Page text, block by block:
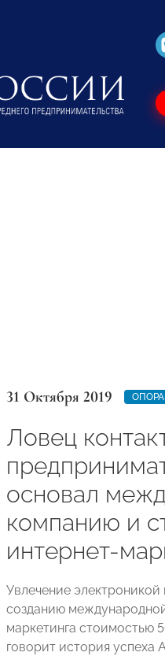
31 Октября 2019
Ловец
основал
компанию и
интернет-
Увлечение
созданию
маркетинга стоимостью
говорит история успеха